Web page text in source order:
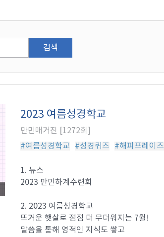
검색
2023 여름성경학교
만민매거진 [1272회]
#여름성경학교
#성경퀴즈 #해피프레이즈
1. 뉴스
2023 만민하계수련회
2. 2023 여름성경학교
뜨거운 햇살로 점점 더 무더워지는 7월!
말씀을 통해 영적인 지식도 쌓고